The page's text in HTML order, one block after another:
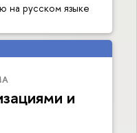
на русском языке
и